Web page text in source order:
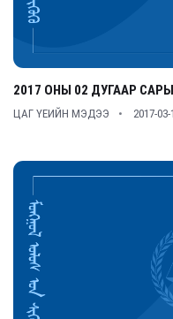
2017 ОНЫ 02 ДУГААР
ЦАГ ҮЕИЙН МЭДЭЭ 2017-